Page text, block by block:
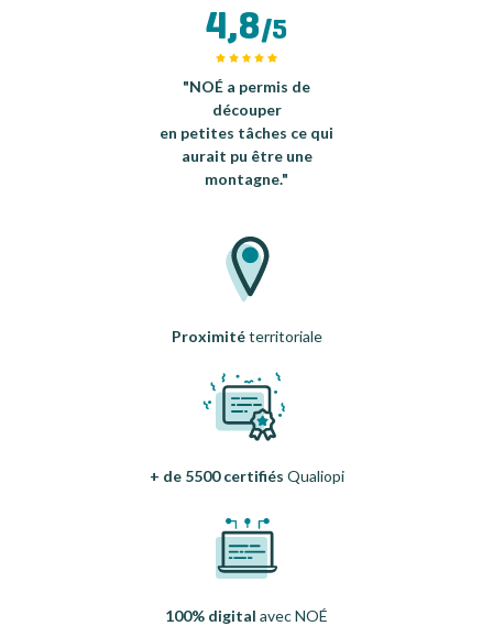
+ de 5500 certifiés Qualiopi
100% digital avec NOÉ
4,8/5
"NOÉ a permis de
découper
en petites tâches ce qui
aurait pu être une
montagne."
Proximitéterritoriale